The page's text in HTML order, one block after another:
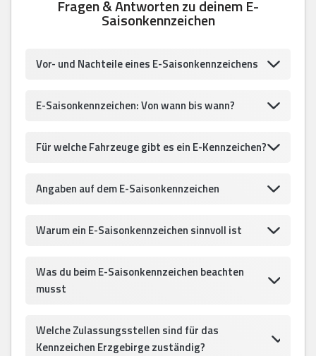
Fragen & Antworten zu deinem E-
Saisonkennzeichen
Vor- und Nachteile eines E-Saisonkennzeichens
E-Saisonkennzeichen: Von wann bis wann?
Für welche Fahrzeuge gibt es ein E-Kennzeichen?
Angaben auf dem E-Saisonkennzeichen
Warum ein E-Saisonkennzeichen sinnvoll ist
Was du beim E-Saisonkennzeichen beachten
musst
Welche Zulassungsstellen sind für das
Kennzeichen Erzgebirge zuständig?